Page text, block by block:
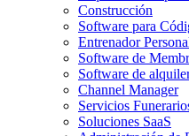
Construcción
Software para
Entrenador
Software de
Software de
Channel Manager
Servicios
Soluciones SaaS